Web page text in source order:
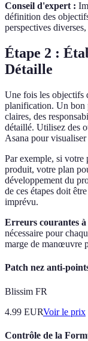
Conseil d'expert :
définition des
perspectives
Étape 2 :
Détaille
Une fois les objectifs
planification. Un bon
claires, des
détaillé. Utilisez des
Asana pour visualiser
Par exemple, si votre
produit, votre plan
développement du
de ces étapes doit
imprévu.
Erreurs courantes
nécessaire pour
marge de manœuvre
Patch nez anti-
Blissim FR
4.99 EURVoir le prix
Contrôle de la